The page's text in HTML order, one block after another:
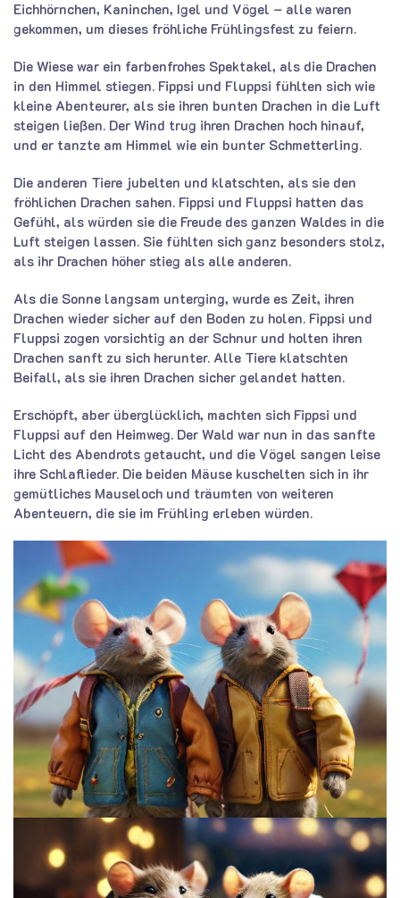
Eichhörnchen, Kaninchen, Igel und Vögel – alle waren
gekommen, um dieses fröhliche Frühlingsfest zu feiern.
Die Wiese war ein farbenfrohes Spektakel, als die Drachen
in den Himmel stiegen. Fippsi und Fluppsi fühlten sich wie
kleine Abenteurer, als sie ihren bunten Drachen in die Luft
steigen ließen. Der Wind trug ihren Drachen hoch hinauf,
und er tanzte am Himmel wie ein bunter Schmetterling.
Die anderen Tiere jubelten und klatschten, als sie den
fröhlichen Drachen sahen. Fippsi und Fluppsi hatten das
Gefühl, als würden sie die Freude des ganzen Waldes in die
Luft steigen lassen. Sie fühlten sich ganz besonders stolz,
als ihr Drachen höher stieg als alle anderen.
Als die Sonne langsam unterging, wurde es Zeit, ihren
Drachen wieder sicher auf den Boden zu holen. Fippsi und
Fluppsi zogen vorsichtig an der Schnur und holten ihren
Drachen sanft zu sich herunter. Alle Tiere klatschten
Beifall, als sie ihren Drachen sicher gelandet hatten.
Erschöpft, aber überglücklich, machten sich Fippsi und
Fluppsi auf den Heimweg. Der Wald war nun in das sanfte
Licht des Abendrots getaucht, und die Vögel sangen leise
ihre Schlaflieder. Die beiden Mäuse kuschelten sich in ihr
gemütliches Mauseloch und träumten von weiteren
Abenteuern, die sie im Frühling erleben würden.